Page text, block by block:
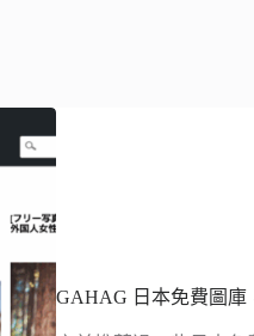
GAHAG 日本免費圖庫